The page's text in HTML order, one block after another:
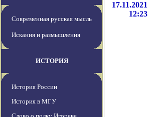
Современная русская мысль
Искания и размышления
ИСТОРИЯ
История России
История в МГУ
17.11.2021
12:23